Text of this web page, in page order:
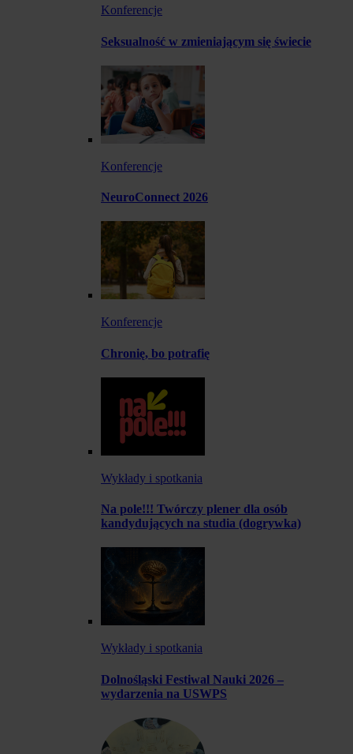
Konferencje
Seksualność w zmieniającym się świecie
Konferencje
NeuroConnect 2026
Konferencje
Chronię, bo potrafię
Wykłady i spotkania
Na pole!!! Twórczy plener dla osób
kandydujących na studia (dogrywka)
Wykłady i spotkania
Dolnośląski Festiwal Nauki 2026 –
wydarzenia na USWPS